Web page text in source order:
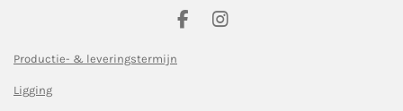
F
I
Productie- & leveringstermijn
Ligging